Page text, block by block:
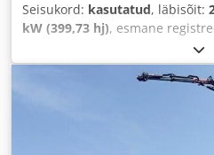
Seisukord: kasutatud, läbisõit:
kW (399,73 hj), esmane
15 580 kg
kandevõime:10 420 kg,
6x2, teljevahe:
,
, juhi
,